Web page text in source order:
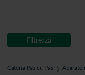
Catena Pas cu Pas ❯ Aparate
Filtrează